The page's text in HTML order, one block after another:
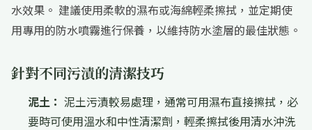
水效果。 建議使用柔軟的濕布或海綿輕柔擦拭，並定期使
用專用的防水噴霧進行保養，以維持防水塗層的最佳狀態。
針對不同污漬的清潔技巧
泥土： 泥土污漬較易處理，通常可用濕布直接擦拭，必
要時可使用溫水和中性清潔劑，輕柔擦拭後用清水沖洗